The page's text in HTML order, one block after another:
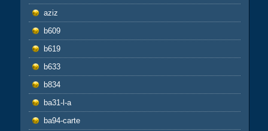
aziz
b609
b619
b633
b834
ba31-l-a
ba94-carte